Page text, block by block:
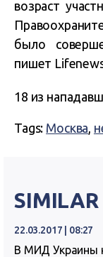
возраст
было
пишет
18 из
Tags: Москва,
SIMILAR
22.03.2017 | 08:27
В МИД Украины